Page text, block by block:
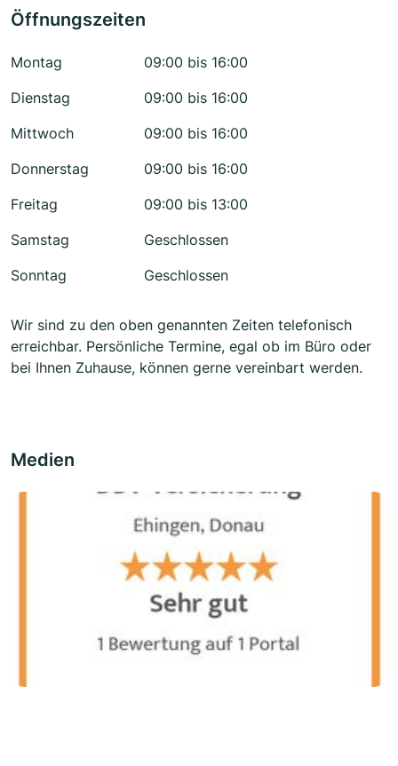
Öffnungszeiten
Montag
09:00 bis 16:00
Dienstag
09:00 bis 16:00
Mittwoch
09:00 bis 16:00
Donnerstag
09:00 bis 16:00
Freitag
09:00 bis 13:00
Samstag
Geschlossen
Sonntag
Geschlossen
Wir sind zu den oben genannten Zeiten telefonisch
erreichbar. Persönliche Termine, egal ob im Büro oder
bei Ihnen Zuhause, können gerne vereinbart werden.
Medien